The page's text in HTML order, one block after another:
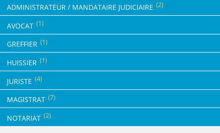
ADMINISTRATEUR / MANDATAIRE JUDICIAIRE (2)
AVOCAT (1)
GREFFIER (1)
HUISSIER (1)
JURISTE (4)
MAGISTRAT (7)
NOTARIAT (2)